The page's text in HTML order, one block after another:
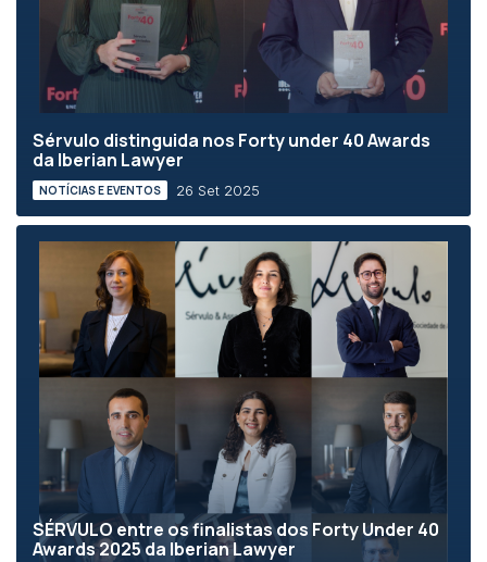
Sérvulo distinguida nos Forty under 40 Awards
da Iberian Lawyer
NOTÍCIAS E EVENTOS 26 Set 2025
SÉRVULO entre os finalistas dos Forty Under 40
Awards 2025 da Iberian Lawyer